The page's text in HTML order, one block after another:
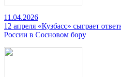
11.04.2026
12 апреля «Кузбасс» сыграет
России в Сосновом бору